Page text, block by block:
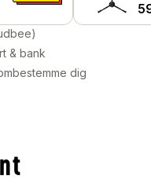
& bank
dig